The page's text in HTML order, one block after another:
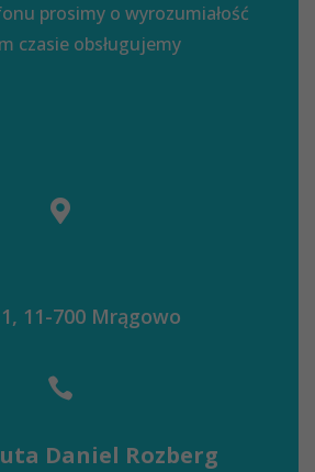
prosimy o wyrozumiałość
czasie obsługujemy

11-700 Mrągowo

Daniel Rozberg